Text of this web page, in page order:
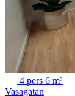
4 pers 6 m²
Vasagatan